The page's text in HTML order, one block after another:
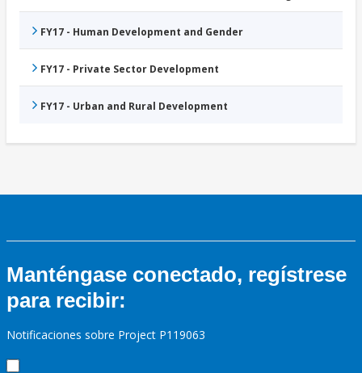
FY17 - Human Development and Gender
FY17 - Private Sector Development
FY17 - Urban and Rural Development
Manténgase conectado, regístrese
para recibir:
Notificaciones sobre Project P119063